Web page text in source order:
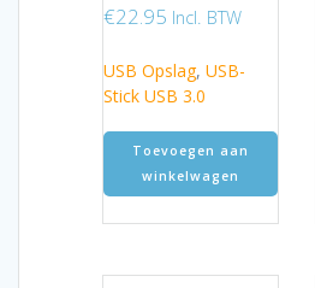
€22.95 Incl. BTW
USB Opslag, USB-
Stick USB 3.0
Toevoegen aan
winkelwagen